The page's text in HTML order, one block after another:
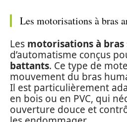
Les motorisations à bras
Les motorisations à bras
d’automatisme conçus
battants. Ce type de
mouvement du bras
Il est particulièrement
en bois ou en PVC, qui
ouverture douce et